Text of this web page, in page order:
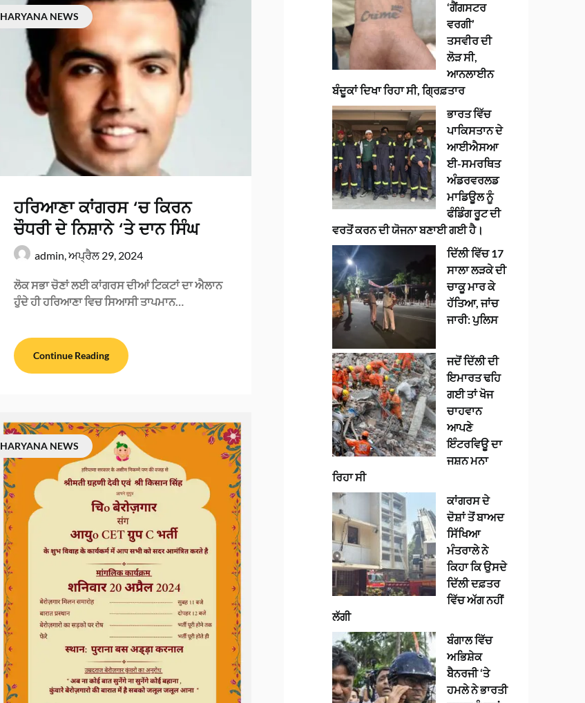
HARYANA NEWS
ਹਰਿਆਣਾ ਕਾਂਗਰਸ ‘ਚ ਕਿਰਨ
ਚੌਧਰੀ ਦੇ ਨਿਸ਼ਾਨੇ ‘ਤੇ ਦਾਨ ਸਿੰਘ
admin,ਅਪ੍ਰੈਲ 29, 2024
ਲੋਕ ਸਭਾ ਚੋਣਾਂ ਲਈ ਕਾਂਗਰਸ ਦੀਆਂ ਟਿਕਟਾਂ ਦਾ ਐਲਾਨ
ਹੁੰਦੇ ਹੀ ਹਰਿਆਣਾ ਵਿਚ ਸਿਆਸੀ ਤਾਪਮਾਨ…
Continue Reading
HARYANA NEWS
‘ਗੈਂਗਸਟਰ
ਵਰਗੀ’
ਤਸਵੀਰ ਦੀ
ਲੋੜ ਸੀ,
ਆਨਲਾਈਨ
ਬੰਦੂਕਾਂ ਦਿਖਾ ਰਿਹਾ ਸੀ, ਗ੍ਰਿਫ਼ਤਾਰ
ਭਾਰਤ ਵਿੱਚ
ਪਾਕਿਸਤਾਨ ਦੇ
ਆਈਐਸਆ
ਈ-ਸਮਰਥਿਤ
ਅੰਡਰਵਰਲਡ
ਮਾਡਿਊਲ ਨੂੰ
ਫੰਡਿੰਗ ਰੂਟ ਦੀ
ਵਰਤੋਂ ਕਰਨ ਦੀ ਯੋਜਨਾ ਬਣਾਈ ਗਈ ਹੈ।
ਦਿੱਲੀ ਵਿੱਚ 17
ਸਾਲਾ ਲੜਕੇ ਦੀ
ਚਾਕੂ ਮਾਰ ਕੇ
ਹੱਤਿਆ, ਜਾਂਚ
ਜਾਰੀ: ਪੁਲਿਸ
ਜਦੋਂ ਦਿੱਲੀ ਦੀ
ਇਮਾਰਤ ਢਹਿ
ਗਈ ਤਾਂ ਖੋਜ
ਚਾਹਵਾਨ
ਆਪਣੇ
ਇੰਟਰਵਿਊ ਦਾ
ਜਸ਼ਨ ਮਨਾ
ਰਿਹਾ ਸੀ
ਕਾਂਗਰਸ ਦੇ
ਦੋਸ਼ਾਂ ਤੋਂ ਬਾਅਦ
ਸਿੱਖਿਆ
ਮੰਤਰਾਲੇ ਨੇ
ਕਿਹਾ ਕਿ ਉਸਦੇ
ਦਿੱਲੀ ਦਫ਼ਤਰ
ਵਿੱਚ ਅੱਗ ਨਹੀਂ
ਲੱਗੀ
ਬੰਗਾਲ ਵਿੱਚ
ਅਭਿਸ਼ੇਕ
ਬੈਨਰਜੀ ‘ਤੇ
ਹਮਲੇ ਨੇ ਭਾਰਤੀ